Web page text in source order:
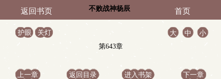
返回书页 不败战神杨辰 首页
护眼 关灯 大 中
小
第643章
上一章 返回目录 进入书架 下一章